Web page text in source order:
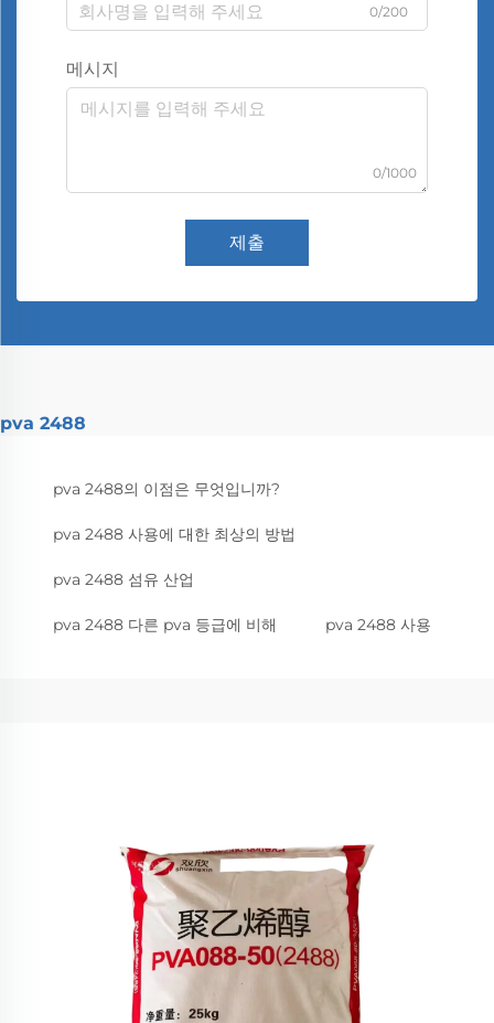
0/200
메시지
0/1000
제출
pva 2488
pva 2488의 이점은 무엇입니까?
pva 2488 사용에 대한 최상의 방법
pva 2488 섬유 산업
pva 2488 다른 pva 등급에 비해 pva 2488 사용